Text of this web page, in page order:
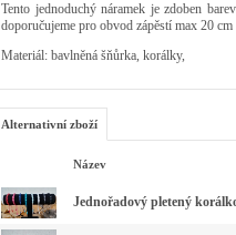
Tento jednoduchý náramek jezdoben
doporučujeme pro obvod zápěstí max 20 cm
Materiál: bavlněná šňůrka, korálky,
Alternativní zboží
Název
Jednořadový pletený